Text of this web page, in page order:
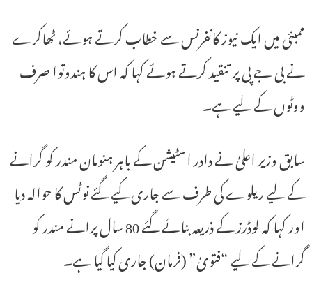
ممبئی میں ایک نیوز کانفرنس سے خطاب کرتے ہوئے، ٹھاکرے
نے بی جے پی پر تنقید کرتے ہوئے کہا کہ اس کا ہندوتوا صرف
ووٹوں کے لیے ہے۔
سابق وزیر اعلیٰ نے دادر اسٹیشن کے باہر ہنومان مندر کو گرانے
کے لیے ریلوے کی طرف سے جاری کیے گئے نوٹس کا حوالہ دیا
اور کہا کہ لوڈرز کے ذریعہ بنائے گئے 80 سال پرانے مندر کو
گرانے کے لیے “فتویٰ” (فرمان) جاری کیا گیا ہے۔